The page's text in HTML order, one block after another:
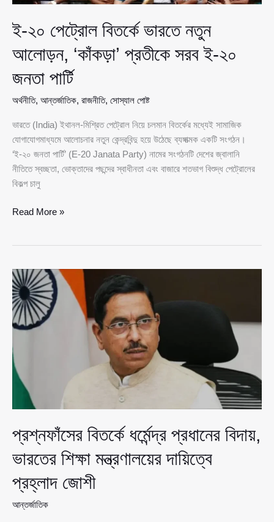
ই-২০ পেট্রোল বিতর্কে ভারতে নতুন
আলোড়ন, ‘কাঁকড়া’ প্রতীকে সরব ই-২০
জনতা পার্টি
অর্থনীতি, আন্তর্জাতিক, রাজনীতি, সোস্যাল পোষ্ট
ভারতে (India) ইথানল-মিশ্রিত পেট্রোল নিয়ে চলমান বিতর্কের মধ্যেই সামাজিক
যোগাযোগমাধ্যমে আলোচনার নতুন কেন্দ্রবিন্দু হয়ে উঠেছে ব্যঙ্গাত্মক একটি সংগঠন।
‘ই-২০ জনতা পার্টি’ (E-20 Janata Party) নামের সংগঠনটি দেশের জ্বালানি
নীতিতে স্বচ্ছতা, ভোক্তাদের পছন্দের স্বাধীনতা এবং বাজারে শতভাগ বিশুদ্ধ পেট্রোলের
বিকল্প চালু
ই-২০
নতুন
আলোড়ন,
‘কাঁকড়া’
প্রতীকে
সরব
জনতা
পার্টি
Read More »
প্রশ্নফাঁসের বিতর্কে ধর্মেন্দ্র প্রধানের বিদায়,
ভারতের শিক্ষা মন্ত্রণালয়ের দায়িত্বে
প্রহ্লাদ জোশী
আন্তর্জাতিক